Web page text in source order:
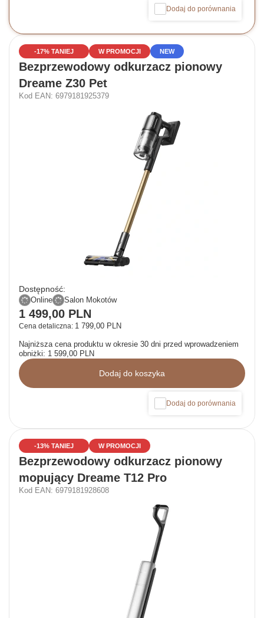
W PROMOCJI NEW
-17% TANIEJ
Bezprzewodowy odkurzacz pionowy
Dreame Z30 Pet
Kod EAN: 6979181925379
Dostępność:
Online Salon Mokotów
Cena detaliczna: 1 799,00 PLN
1 499,00 PLN
Najniższa cena produktu w okresie 30 dni przed wprowadzeniem
obniżki: 1 599,00 PLN
Dodaj do koszyka
Dodaj do porównania
W PROMOCJI
-13% TANIEJ
Bezprzewodowy odkurzacz pionowy
mopujący Dreame T12 Pro
Kod EAN: 6979181928608
Dodaj do porównania